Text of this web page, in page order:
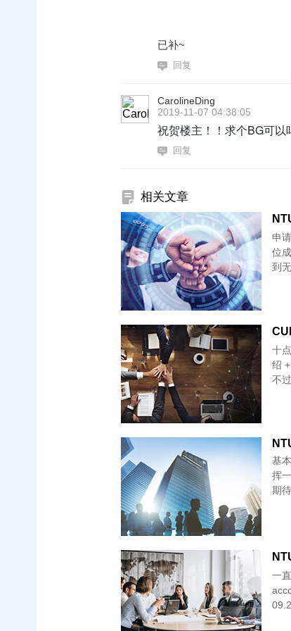
已补~
回复
CarolineDing
2019-11-07 04:38:05
祝贺楼主！！求个BG可以
回复
相关文章
申
位
到
十
绍 + 案例分析 自我
不
基
挥一下就
期
一
09.2